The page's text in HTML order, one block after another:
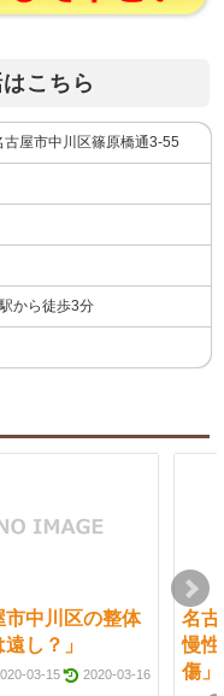
こちら
屋市中川区篠原橋通3-55
から徒歩3分
市中川区の整体
遠し？」
03-15 2020-03-16
名
慢
傷」